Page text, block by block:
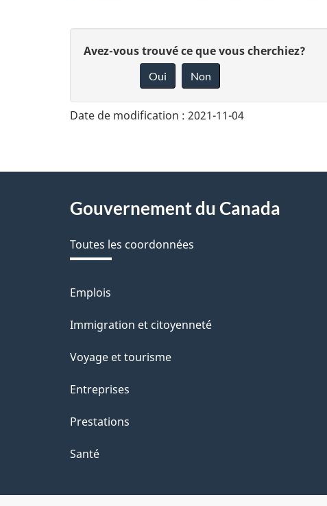
D
n
v
o
r
e
r
r
o
Avez-vous trouvé ce que vous cherchiez?
Oui Non
Date de modification : 2021-11-04
AboutGouvernement du Canada
Toutes les coordonnées
Thèmes
et
Emplois
Immigration et citoyenneté
Voyage et tourisme
Entreprises
Prestations
Santé